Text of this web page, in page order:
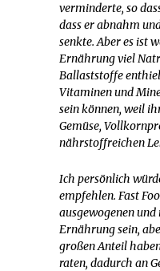
verminderte, so
dass er abnahm
senkte. Aber es ist
Ernährung viel
Ballaststoffe
Vitaminen und
sein können, weil
Gemüse,
nährstoffreichen
Ich persönlich
empfehlen. Fast
ausgewogenen
Ernährung sein,
großen Anteil
raten, dadurch an